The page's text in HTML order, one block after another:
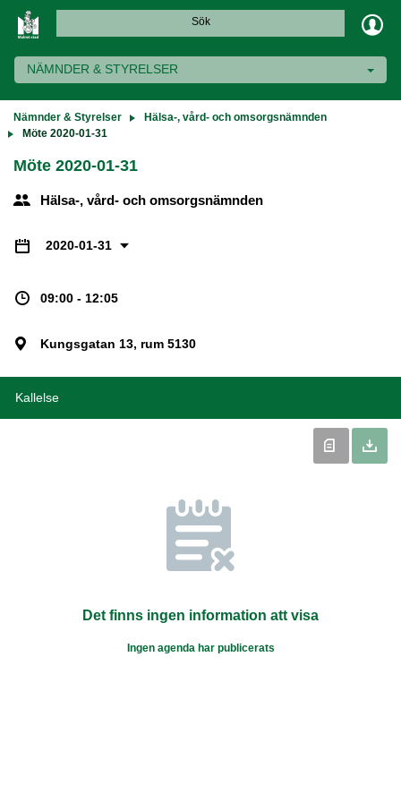
Sök
NÄMNDER & STYRELSER
Nämnder & Styrelser
Hälsa-, vård- och omsorgsnämnden
Möte 2020-01-31
Möte 2020-01-31
Hälsa-, vård- och omsorgsnämnden
2020-01-31
09:00 - 12:05
Kungsgatan 13, rum 5130
Kallelse
Det finns ingen information att visa
Ingen agenda har publicerats